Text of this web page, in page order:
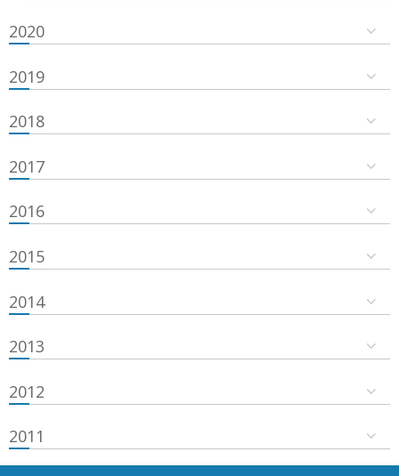
2020
2019
2018
2017
2016
2015
2014
2013
2012
2011